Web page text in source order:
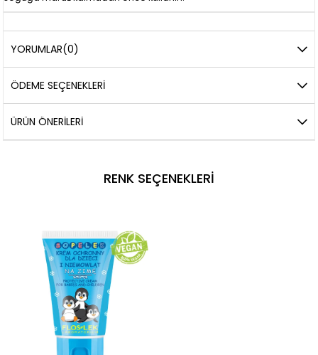
YORUMLAR(0)
ÖDEME SEÇENEKLERI
ÜRÜN ÖNERILERI
RENK SEÇENEKLERI